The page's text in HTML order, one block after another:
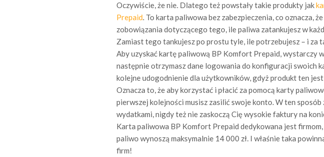
Oczywiście, że nie. Dlatego też powstały takie produkty jak
Prepaid. To karta paliwowa bez zabezpieczenia, co oznacza,
zobowiązania dotyczącego tego, ile paliwa zatankujesz w
Zamiast tego tankujesz po prostu tyle, ile potrzebujesz – i za
Aby uzyskać kartę paliwową BP Komfort Prepaid, wystarczy
następnie otrzymasz dane logowania do konfiguracji swoich
kolejne udogodnienie dla użytkowników, gdyż produkt ten
Oznacza to, że aby korzystać i płacić za pomocą karty
pierwszej kolejności musisz zasilić swoje konto. W ten
wydatkami, nigdy też nie zaskoczą Cię wysokie faktury na
Karta paliwowa BP Komfort Prepaid dedykowana jest
paliwo wynoszą maksymalnie 14 000 zł. I właśnie taka
firm!